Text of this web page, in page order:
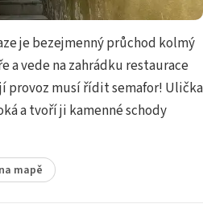
je bezejmenný průchod kolmý
a vede na zahrádku restaurace
provoz musí řídit semafor! Ulička
a tvoří ji kamenné schody
mapě